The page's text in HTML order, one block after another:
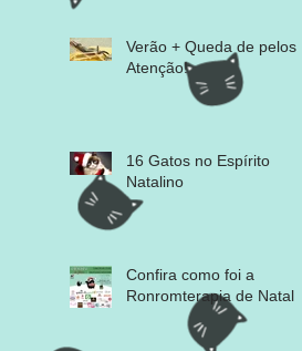
Verão + Queda de pelos =
Atenção!
16 Gatos no Espírito
Natalino
Confira como foi a
Ronromterapia de Natal